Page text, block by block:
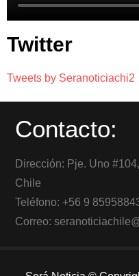
Twitter
Tweets by Seranoticiachi2
Contacto:
Dirección: Pje. Uno
Chile
Teléfono: +56 9
Correo: